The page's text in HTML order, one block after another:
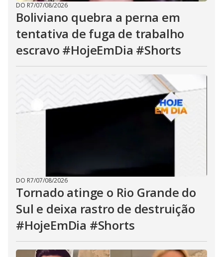
DO R7/07/08/2026
Boliviano quebra a perna em
tentativa de fuga de trabalho
escravo #HojeEmDia #Shorts
DO R7/07/08/2026
Tornado atinge o Rio Grande do
Sul e deixa rastro de destruição
#HojeEmDia #Shorts